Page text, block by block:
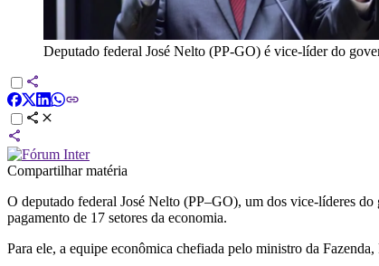
Deputado federal José Nelto (PP-GO) é vice-líder do
Compartilhar matéria
O deputado federal José Nelto (PP–GO), um dos vice-líderes
pagamento de 17 setores da economia.
Para ele, a equipe econômica chefiada pelo ministro da